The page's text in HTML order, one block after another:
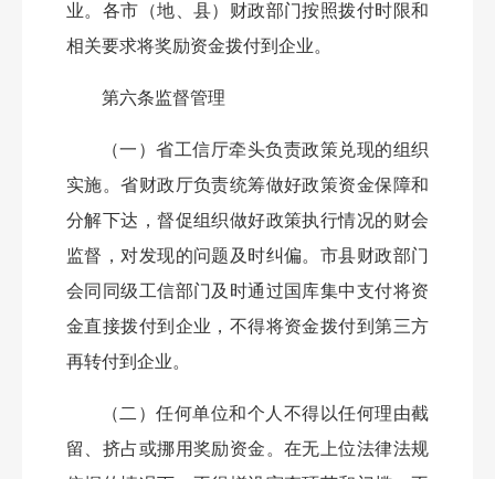
业。各市（地、县）财政部门按照拨付时限和
相关要求将奖励资金拨付到企业。
第六条监督管理
（一）省工信厅牵头负责政策兑现的组织
实施。省财政厅负责统筹做好政策资金保障和
分解下达，督促组织做好政策执行情况的财会
监督，对发现的问题及时纠偏。市县财政部门
会同同级工信部门及时通过国库集中支付将资
金直接拨付到企业，不得将资金拨付到第三方
再转付到企业。
（二）任何单位和个人不得以任何理由截
留、挤占或挪用奖励资金。在无上位法律法规